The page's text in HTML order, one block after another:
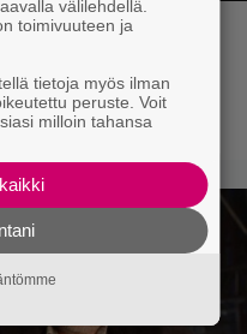
kasvattivat
– IMDb-
välilehdellä.
toimivuuteen ja
tietoja myös ilman
peruste. Voit
milloin tahansa